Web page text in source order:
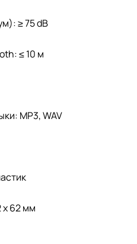
≥ 75 dB
≤ 10 м
MP3, WAV
х 62 мм